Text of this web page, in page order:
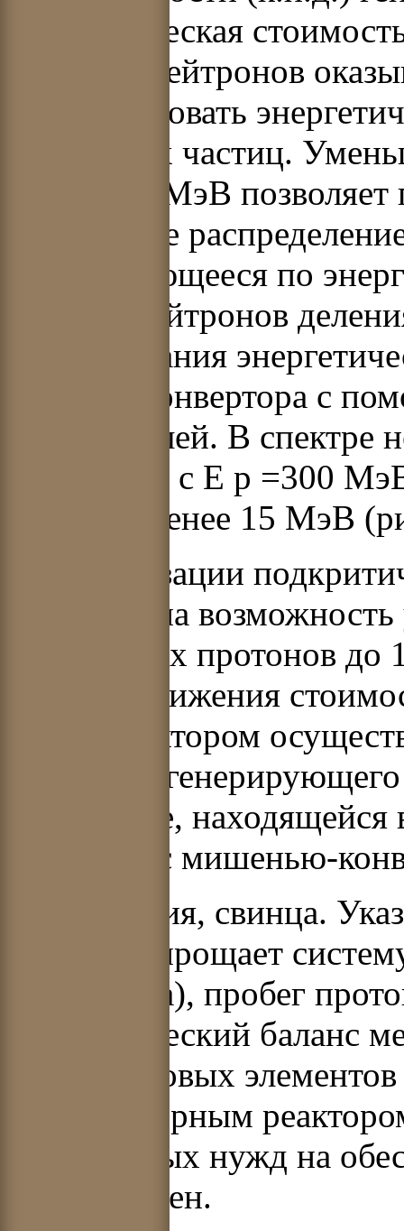
Энергетическая
бланкете нейтронов
компенсировать
первичных частиц.
~200–300 МэВ
изотропное
не отличающееся по
спектра нейтронов
формирования
мишени-конвертора с
замедлителей. В
протонами с Е р =300
энергию менее 15 МэВ
Для реализации
исследована
ускоряемых протонов
с целью снижения
таким реактором
протонов,
конверторе,
варианты с мишенью-
урана, тория, свинца.
протона упрощает
конвертора), пробег
Энергетический баланс
трансурановых
электроядерным
собственных нужд на
положителен.